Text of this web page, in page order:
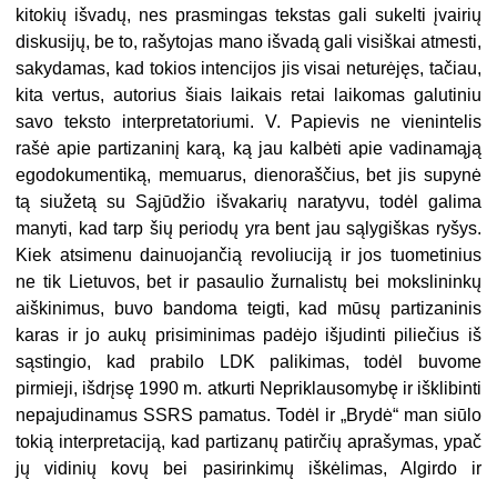
kitokių išvadų, nes prasmingas tekstas gali sukelti įvairių
diskusijų, be to, rašytojas mano išvadą gali visiškai atmesti,
sakydamas, kad tokios intencijos jis visai neturėjęs, tačiau,
kita vertus, autorius šiais laikais retai laikomas galutiniu
savo teksto interpretatoriumi. V. Papievis ne vienintelis
rašė apie partizaninį karą, ką jau kalbėti apie vadinamąją
egodokumentiką, memuarus, dienoraščius, bet jis supynė
tą siužetą su Sąjūdžio išvakarių naratyvu, todėl galima
manyti, kad tarp šių periodų yra bent jau sąlygiškas ryšys.
Kiek atsimenu dainuojančią revoliuciją ir jos tuometinius
ne tik Lietuvos, bet ir pasaulio žurnalistų bei mokslininkų
aiškinimus, buvo bandoma teigti, kad mūsų partizaninis
karas ir jo aukų prisiminimas padėjo išjudinti piliečius iš
sąstingio, kad prabilo LDK palikimas, todėl buvome
pirmieji, išdrįsę 1990 m. atkurti Nepriklausomybę ir išklibinti
nepajudinamus SSRS pamatus. Todėl ir „Brydė“ man siūlo
tokią interpretaciją, kad partizanų patirčių aprašymas, ypač
jų vidinių kovų bei pasirinkimų iškėlimas, Algirdo ir